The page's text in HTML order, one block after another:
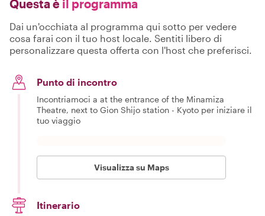
Questa è il programma
Dai un'occhiata al programma qui sotto per vedere
cosa farai con il tuo host locale. Sentiti libero di
personalizzare questa offerta con l'host che preferisci.
Punto di incontro
Incontriamoci a at the entrance of the Minamiza
Theatre, next to Gion Shijo station - Kyoto per iniziare il
tuo viaggio
Visualizza su Maps
Itinerario